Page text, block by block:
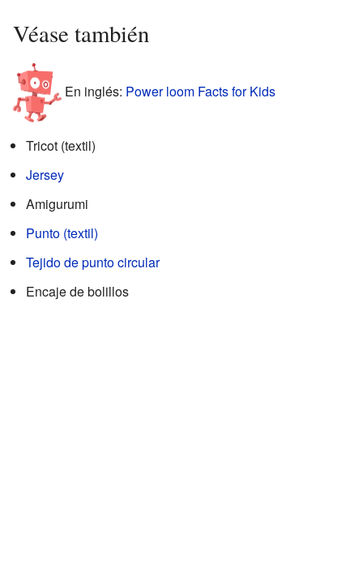
Véase también
En inglés: Power loom Facts for Kids
Tricot (textil)
Jersey
Amigurumi
Punto (textil)
Tejido de punto circular
Encaje de bolillos